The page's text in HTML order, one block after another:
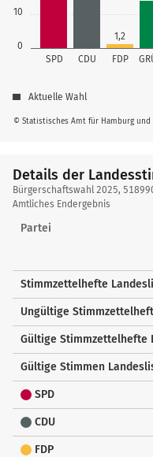
0
10
SPD CDU FDP
1,2
© Statistisches Amt für Hamburg und
Aktuelle Wahl
Details der
Details
der
Landesstimmen
Bürgerschaftswahl 2025,
Amtliches Endergebnis
Partei
Stimmzettelhefte
Ungültige
Gültige Stimmzettelhefte
Gültige Stimmen
SPD
CDU
FDP